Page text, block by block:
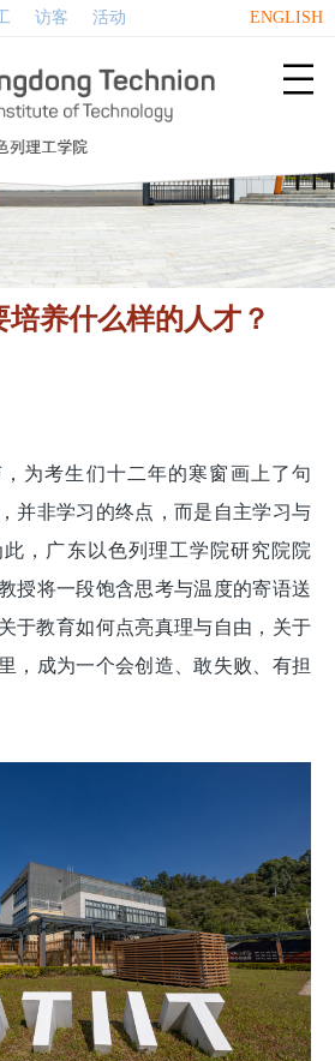
访客 活动 ENGLISH

养什么样的人才？
为考生们十二年的寒窗画上了句
并非学习的终点，而是自主学习与
，广东以色列理工学院研究院院
授将一段饱含思考与温度的寄语送
教育如何点亮真理与自由，关于
，成为一个会创造、敢失败、有担